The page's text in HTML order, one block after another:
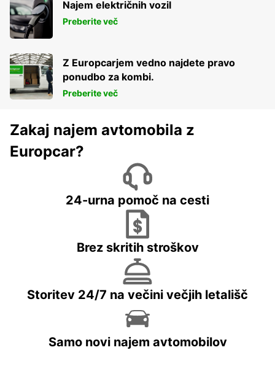
Najem električnih vozil
Preberite več
Z Europcarjem vedno najdete pravo
ponudbo za kombi.
Preberite več
Zakaj najem avtomobila z
Europcar?
24-urna pomoč na cesti
Brez skritih stroškov
Storitev 24/7 na večini večjih letališč
Samo novi najem avtomobilov